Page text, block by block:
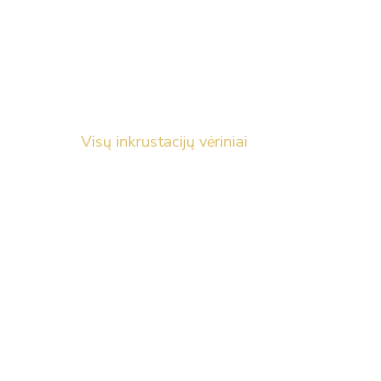
Visų inkrustacijų vėriniai